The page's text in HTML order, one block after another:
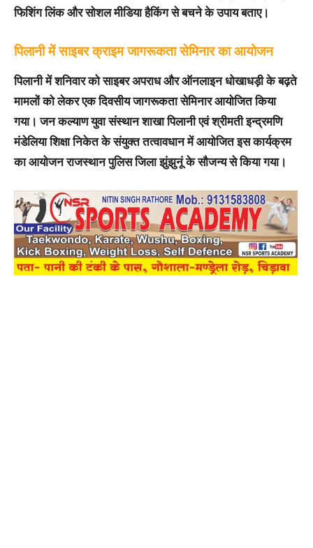
फिशिंग लिंक और सोशल मीडिया हैकिंग से बचने के उपाय बताए।
पिलानी में साइबर क्राइम जागरूकता सेमिनार का आयोजन
पिलानी में शनिवार को साइबर अपराध और ऑनलाइन धोखाधड़ी के बढ़ते
मामलों को लेकर एक दिवसीय जागरूकता सेमिनार आयोजित किया
गया। जन कल्याण युवा संस्थान शाखा पिलानी एवं श्रीमती इन्द्रमणि
मंडेलिया शिक्षा निकेत के संयुक्त तत्वावधान में आयोजित इस कार्यक्रम
का आयोजन राजस्थान पुलिस जिला झुंझुनूं के सौजन्य से किया गया।